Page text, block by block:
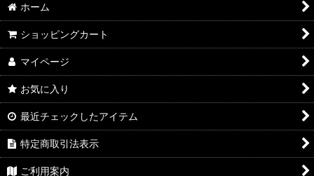
ホーム
ショッピングカート
マイページ
お気に入り
最近チェックしたアイテム
特定商取引法表示
ご利用案内